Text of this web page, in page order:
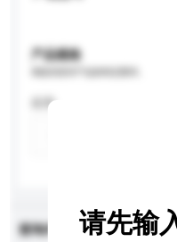
产品规格
应用
查询内容
请先输